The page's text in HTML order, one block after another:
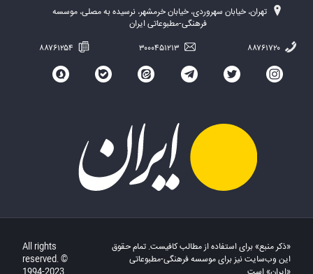
تهران، خیابان سهروردی، خیابان خرمشهر، نرسیده به مصلی، موسسه
فرهنگی-مطبوعاتی ایران
«ذکر منبع» برای استفاده از مطالب کافیست. تمام حقوق
این وب‌سایت نیز برای موسسه فرهنگی-مطبوعاتی
All rights
reserved. ©